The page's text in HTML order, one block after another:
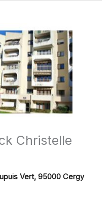
Christelle
Vert, 95000 Cergy